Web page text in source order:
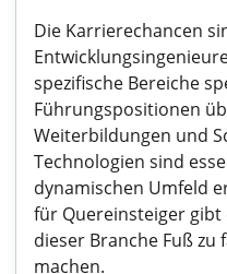
Die Karrierechancen
spezifische Bereiche
Führungspositionen
Weiterbildungen und
Technologien sind
dynamischen Umfeld
für Quereinsteiger gibt
dieser Branche Fuß zu
machen.